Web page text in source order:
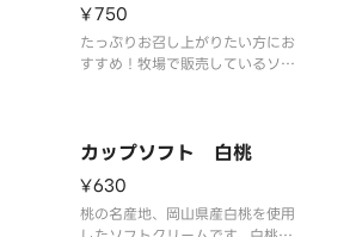
まで飽きのこない味わいを実現し
ました。
¥750
たっぷりお召し上がりたい方にお
すすめ！牧場で販売しているソフ
わいを実現しました。
カップソフト 白桃
¥630
桃の名産地、岡山県産白桃を使用